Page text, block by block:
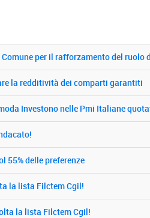
per il rafforzamento del
la redditività dei comparti garantiti
Investono nelle Pmi Italiane
55% delle preferenze
la lista Filctem Cgil!
la lista Filctem Cgil!